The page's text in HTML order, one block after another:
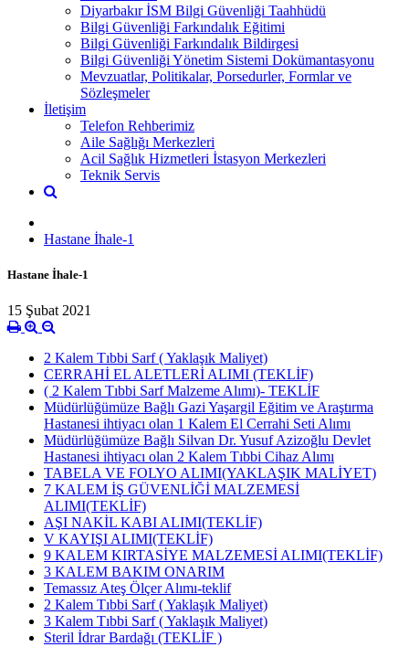
Diyarbakır İSM Bilgi Güvenliği Taahhüdü
Bilgi Güvenliği Farkındalık Eğitimi
Bilgi Güvenliği Farkındalık Bildirgesi
Bilgi Güvenliği Yönetim Sistemi Dokümantasyonu
Mevzuatlar, Politikalar, Porsedurler, Formlar ve
Sözleşmeler
İletişim
Telefon Rehberimiz
Aile Sağlığı Merkezleri
Acil Sağlık Hizmetleri İstasyon Merkezleri
Teknik Servis
Hastane İhale-1
Hastane İhale-1
15 Şubat 2021
2 Kalem Tıbbi Sarf ( Yaklaşık Maliyet)
CERRAHİ EL ALETLERİ ALIMI (TEKLİF)
( 2 Kalem Tıbbi Sarf Malzeme Alımı)- TEKLİF
Müdürlüğümüze Bağlı Gazi Yaşargil Eğitim ve Araştırma
Hastanesi ihtiyacı olan 1 Kalem El Cerrahi Seti Alımı
Müdürlüğümüze Bağlı Silvan Dr. Yusuf Azizoğlu Devlet
Hastanesi ihtiyacı olan 2 Kalem Tıbbi Cihaz Alımı
TABELA VE FOLYO ALIMI(YAKLAŞIK MALİYET)
7 KALEM İŞ GÜVENLİĞİ MALZEMESİ
ALIMI(TEKLİF)
AŞI NAKİL KABI ALIMI(TEKLİF)
V KAYIŞI ALIMI(TEKLİF)
9 KALEM KIRTASİYE MALZEMESİ ALIMI(TEKLİF)
3 KALEM BAKIM ONARIM
Temassız Ateş Ölçer Alımı-teklif
2 Kalem Tıbbi Sarf ( Yaklaşık Maliyet)
3 Kalem Tıbbi Sarf ( Yaklaşık Maliyet)
Steril İdrar Bardağı (TEKLİF )